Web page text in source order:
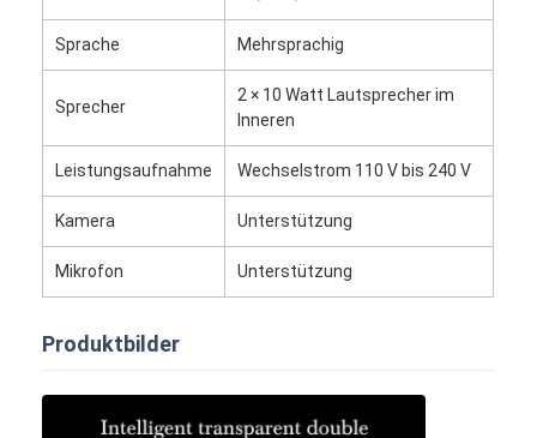
Sprache Mehrsprachig
Sprecher
2 × 10 Watt Lautsprecher im
Inneren
Leistungsaufnahme Wechselstrom 110 V bis 240 V
Kamera Unterstützung
Mikrofon Unterstützung
Produktbilder